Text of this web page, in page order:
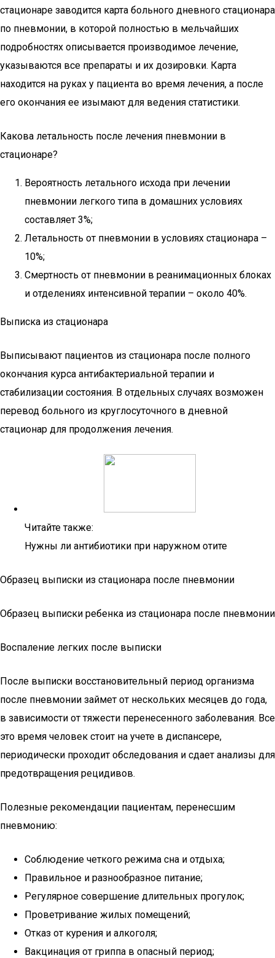
стационаре заводится карта больного дневного стационара
по пневмонии, в которой полностью в мельчайших
подробностях описывается производимое лечение,
указываются все препараты и их дозировки. Карта
находится на руках у пациента во время лечения, а после
его окончания ее изымают для ведения статистики.
Какова летальность после лечения пневмонии в
стационаре?
Вероятность летального исхода при лечении
пневмонии легкого типа в домашних условиях
составляет 3%;
Летальность от пневмонии в условиях стационара –
10%;
Смертность от пневмонии в реанимационных блоках
и отделениях интенсивной терапии – около 40%.
Выписка из стационара
Выписывают пациентов из стационара после полного
окончания курса антибактериальной терапии и
стабилизации состояния. В отдельных случаях возможен
перевод больного из круглосуточного в дневной
стационар для продолжения лечения.
Читайте также:
Нужны ли антибиотики при наружном отите
Образец выписки из стационара после пневмонии
Образец выписки ребенка из стационара после пневмонии
Воспаление легких после выписки
После выписки восстановительный период организма
после пневмонии займет от нескольких месяцев до года,
в зависимости от тяжести перенесенного заболевания. Все
это время человек стоит на учете в диспансере,
периодически проходит обследования и сдает анализы для
предотвращения рецидивов.
Полезные рекомендации пациентам, перенесшим
пневмонию:
Соблюдение четкого режима сна и отдыха;
Правильное и разнообразное питание;
Регулярное совершение длительных прогулок;
Проветривание жилых помещений;
Отказ от курения и алкоголя;
Вакцинация от гриппа в опасный период;